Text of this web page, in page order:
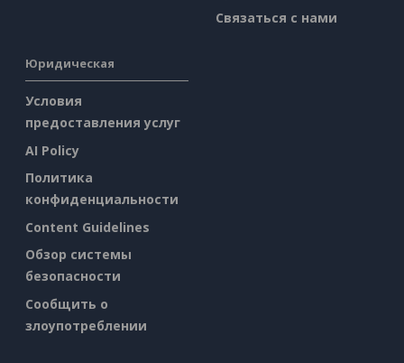
Связаться с нами
Юридическая
Условия
предоставления услуг
AI Policy
Политика
конфиденциальности
Content Guidelines
Обзор системы
безопасности
Сообщить о
злоупотреблении